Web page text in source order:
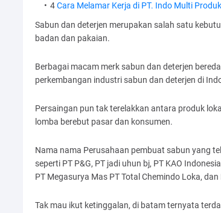
4Cara Melamar Kerja di PT. Indo Multi Produk
Sabun dan deterjen merupakan salah satu
badan dan pakaian.
Berbagai macam merk sabun dan deterjen
perkembangan industri sabun dan deterjen di
Persaingan pun tak terelakkan antara produk
lomba berebut pasar dan konsumen.
Nama nama Perusahaan pembuat sabun yang
seperti PT P&G, PT jadi uhun bj, PT KAO
PT Megasurya Mas PT Total Chemindo Loka,
Tak mau ikut ketinggalan, di batam ternyata